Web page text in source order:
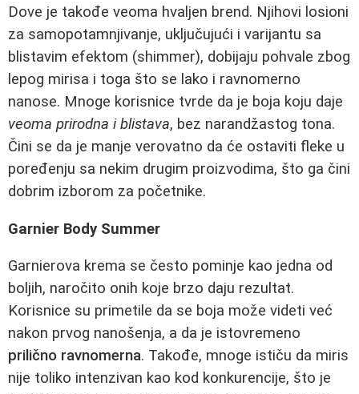
Dove je takođe veoma hvaljen brend. Njihovi losioni
za samopotamnjivanje, uključujući i varijantu sa
blistavim efektom (shimmer), dobijaju pohvale zbog
lepog mirisa i toga što se lako i ravnomerno
nanose. Mnoge korisnice tvrde da je boja koju daje
veoma prirodna i blistava, bez narandžastog tona.
Čini se da je manje verovatno da će ostaviti fleke u
poređenju sa nekim drugim proizvodima, što ga čini
dobrim izborom za početnike.
Garnier Body Summer
Garnierova krema se često pominje kao jedna od
boljih, naročito onih koje brzo daju rezultat.
Korisnice su primetile da se boja može videti već
nakon prvog nanošenja, a da je istovremeno
prilično ravnomerna. Takođe, mnoge ističu da miris
nije toliko intenzivan kao kod konkurencije, što je